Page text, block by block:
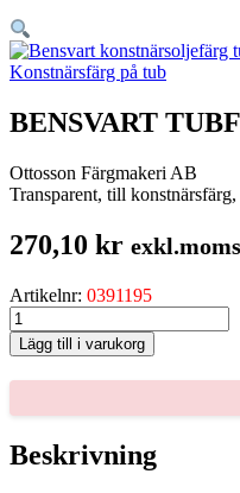
Konstnärsfärg på tub
BENSVART
Ottosson Färgmakeri AB
Transparent, till
270,10 kr exkl.moms
Artikelnr: 0391195
BENSVART
TUBFÄRG,
250-
ML
Lägg till i varukorg
Beskrivning